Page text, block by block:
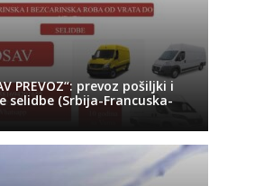
PREVOZ“: prevoz pošiljki i
selidbe (Srbija-Francuska-